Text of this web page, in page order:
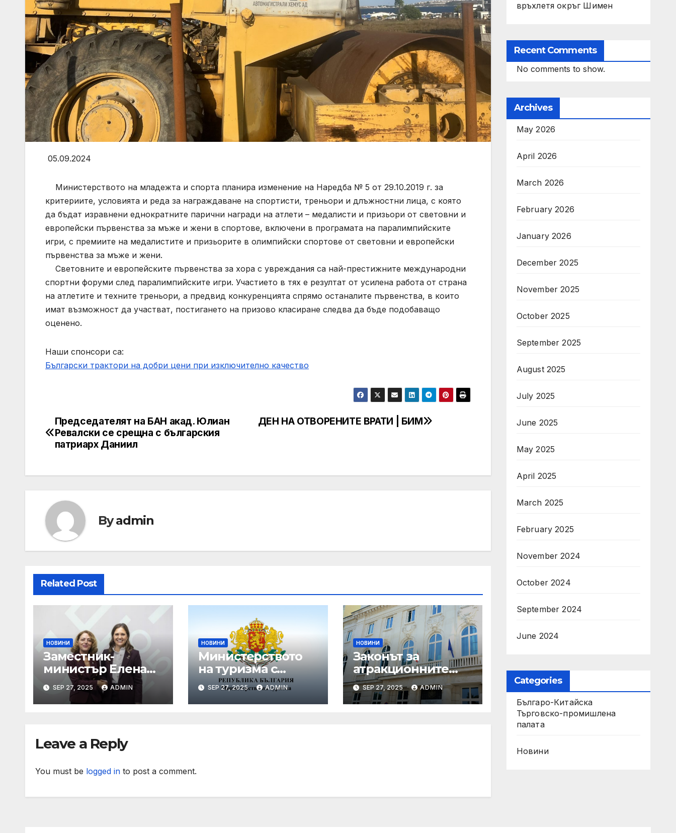
05.09.2024
Министерството на младежта и спорта планира изменение на Наредба № 5 от 29.10.2019 г. за
критериите, условията и реда за награждаване на спортисти, треньори и длъжностни лица, с която
да бъдат изравнени еднократните парични награди на атлети – медалисти и призьори от световни и
европейски първенства за мъже и жени в спортове, включени в програмата на паралимпийските
игри, с премиите на медалистите и призьорите в олимпийски спортове от световни и европейски
първенства за мъже и жени.
Световните и европейските първенства за хора с увреждания са най-престижните международни
спортни форуми след паралимпийските игри. Участието в тях е резултат от усилена работа от страна
на атлетите и техните треньори, а предвид конкуренцията спрямо останалите първенства, в които
имат възможност да участват, постигането на призово класиране следва да бъде подобаващо
оценено.
Наши спонсори са:
Български трактори на добри цени при изключително качество
Post
navigation
ДЕН НА ОТВОРЕНИТЕ ВРАТИ | БИМ
Председателят на БАН акад. Юлиан
Ревалски се срещна с българския
патриарх Даниил
Byadmin
Related Post
НОВИНИ
Заместник-
министър Елена
Шекерлетова
представи
българската
заседание на
въпроси“ в
SEP 27, 2025 ADMIN
НОВИНИ
Министерството
на туризма с
поредни мащабни
координирани
проверки през
SEP 27, 2025 ADMIN
НОВИНИ
Законът за
атракционните
услуги е
публикуван за
обществено
SEP 27, 2025 ADMIN
Leave a Reply
You must be logged in to post a comment.
връхлетя окръг Шимен
Recent Comments
No comments to show.
Archives
May 2026
April 2026
March 2026
February 2026
January 2026
December 2025
November 2025
October 2025
September 2025
August 2025
July 2025
June 2025
May 2025
April 2025
March 2025
February 2025
November 2024
October 2024
September 2024
June 2024
Categories
Българо-Китайска
Търговско-промишлена
палaта
Новини